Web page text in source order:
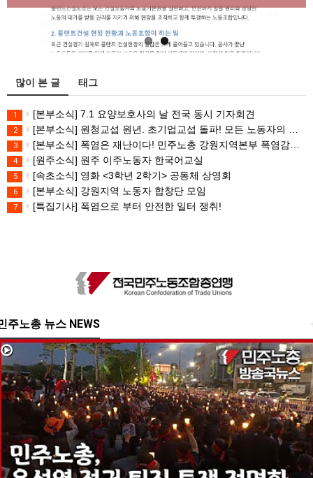
많이 본 글 태그
1 [본부소식] 7.1 요양보호사의 날 전국 동시 기자회견
2 [본부소식] 원청교섭 원년. 초기업교섭 돌파! 모든 노동자의 노동기본권 쟁취! 민주노총 7.15 총파업대회
3 [본부소식] 폭염은 재난이다! 민주노총 강원지역본부 폭염감시단 선포 기자회견
4 [원주소식] 원주 이주노동자 한국어교실
5 [속초소식] 영화 <3학년 2학기> 공동체 상영회
6 [본부소식] 강원지역 노동자 합창단 모임
7 [특집기사] 폭염으로 부터 안전한 일터 쟁취!
주노총 뉴스 NEWS